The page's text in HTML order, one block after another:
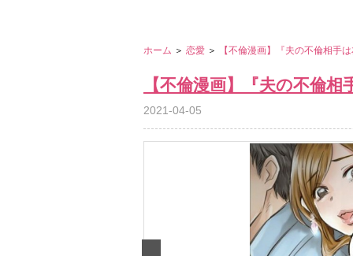
ホーム ＞ 恋愛 ＞ 【不倫漫画】『夫の不倫相手
【不倫漫画】『夫の不倫
2021-04-05